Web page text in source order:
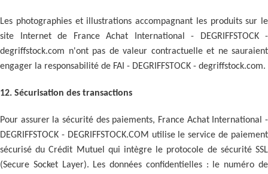
Les photographies et illustrations accompagnant les produits sur le
site Internet de France Achat International - DEGRIFFSTOCK -
degriffstock.com n'ont pas de valeur contractuelle et ne sauraient
engager la responsabilité de FAI - DEGRIFFSTOCK - degriffstock.com.
12. Sécurisation des transactions
Pour assurer la sécurité des paiements, France Achat International -
DEGRIFFSTOCK - DEGRIFFSTOCK.COM utilise le service de paiement
sécurisé du Crédit Mutuel qui intègre le protocole de sécurité SSL
(Secure Socket Layer). Les données confidentielles : le numéro de